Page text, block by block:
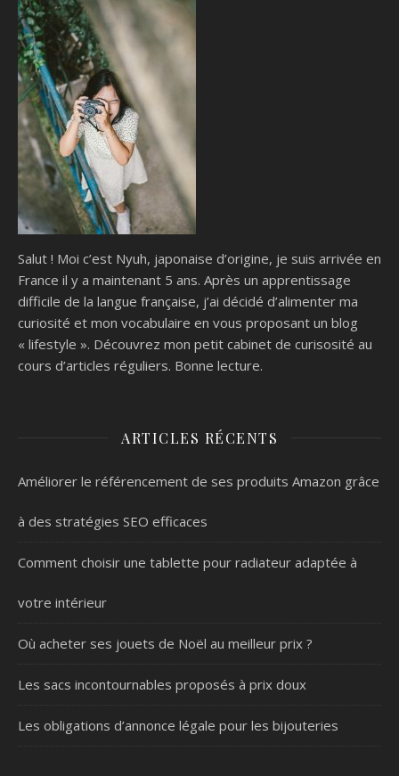
Salut ! Moi c’est Nyuh, japonaise d’origine, je suis arrivée en
France il y a maintenant 5 ans. Après un apprentissage
difficile de la langue française, j’ai décidé d’alimenter ma
curiosité et mon vocabulaire en vous proposant un blog
« lifestyle ». Découvrez mon petit cabinet de curisosité au
cours d’articles réguliers. Bonne lecture.
ARTICLES RÉCENTS
Améliorer le référencement de ses produits Amazon grâce
à des stratégies SEO efficaces
Comment choisir une tablette pour radiateur adaptée à
votre intérieur
Où acheter ses jouets de Noël au meilleur prix ?
Les sacs incontournables proposés à prix doux
Les obligations d’annonce légale pour les bijouteries